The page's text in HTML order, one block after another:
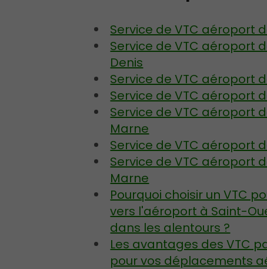
Service de VTC aéroport
Service de VTC aéroport
Denis
Service de VTC aéroport
Service de VTC aéroport
Service de VTC aéroport
Marne
Service de VTC aéroport
Service de VTC aéroport
Marne
Pourquoi choisir un VTC
vers l'aéroport à Saint-
dans les alentours ?
Les avantages des VTC
pour vos déplacements